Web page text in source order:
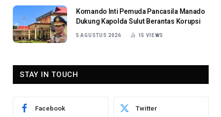
Komando Inti Pemuda Pancasila Manado
Dukung Kapolda Sulut Berantas Korupsi
5 AGUSTUS 2026 15 VIEWS
STAY IN TOUCH
Facebook Twitter